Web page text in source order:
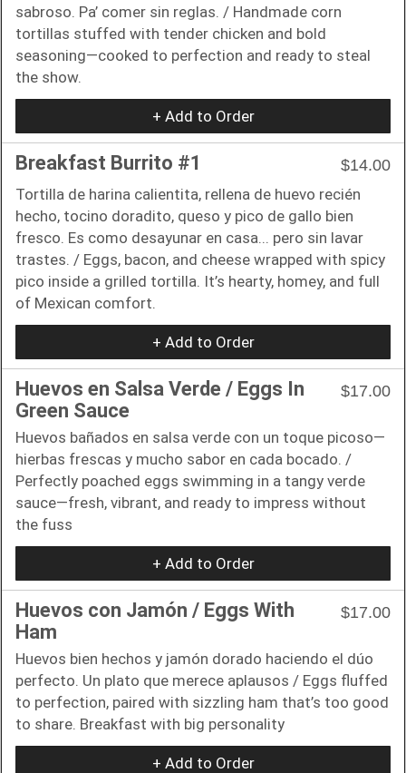
sabroso. Pa’ comer sin reglas. / Handmade corn
tortillas stuffed with tender chicken and bold
seasoning—cooked to perfection and ready to steal
the show.
+ Add to Order
Breakfast Burrito #1
$14.00
Tortilla de harina calientita, rellena de huevo recién
hecho, tocino doradito, queso y pico de gallo bien
fresco. Es como desayunar en casa... pero sin lavar
trastes. / Eggs, bacon, and cheese wrapped with spicy
pico inside a grilled tortilla. It’s hearty, homey, and full
of Mexican comfort.
+ Add to Order
Huevos en Salsa Verde / Eggs In
Green Sauce
$17.00
Huevos bañados en salsa verde con un toque picoso—
hierbas frescas y mucho sabor en cada bocado. /
Perfectly poached eggs swimming in a tangy verde
sauce—fresh, vibrant, and ready to impress without
the fuss
+ Add to Order
Huevos con Jamón / Eggs With
Ham
$17.00
Huevos bien hechos y jamón dorado haciendo el dúo
perfecto. Un plato que merece aplausos / Eggs fluffed
to perfection, paired with sizzling ham that’s too good
to share. Breakfast with big personality
+ Add to Order